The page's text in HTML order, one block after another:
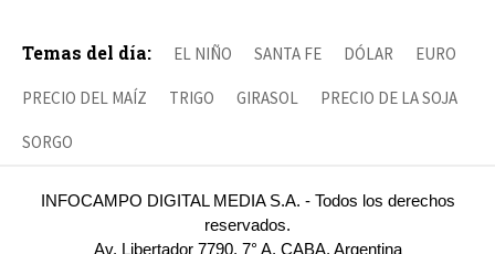
Temas del día: EL NIÑO SANTA FE DÓLAR EURO
PRECIO DEL MAÍZ TRIGO GIRASOL PRECIO DE LA SOJA
SORGO
INFOCAMPO DIGITAL MEDIA S.A. - Todos los derechos
reservados.
Av. Libertador 7790, 7° A, CABA, Argentina